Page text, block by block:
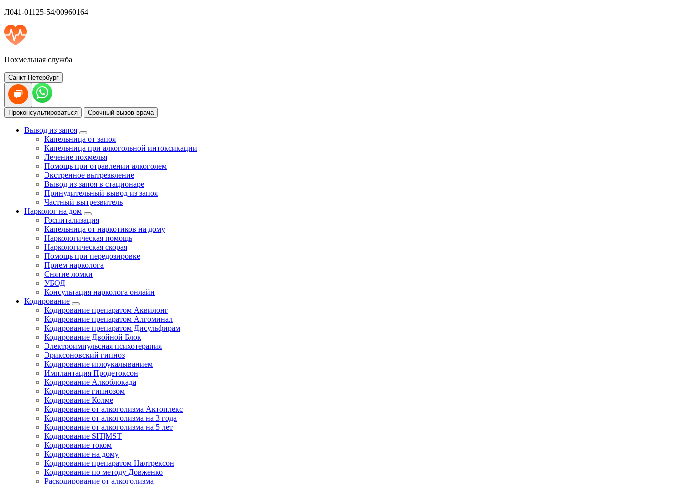
Л041-01125-54/00960164
Похмельная служба
Санкт-Петербург
Проконсультироваться Срочный вызов врача
Вывод из запоя
Капельница от запоя
Капельница при алкогольной интоксикации
Лечение похмелья
Помощь при отравлении алкоголем
Экстренное вытрезвление
Вывод из запоя в стационаре
Принудительный вывод из запоя
Частный вытрезвитель
Нарколог на дом
Госпитализация
Капельница от наркотиков на дому
Наркологическая помощь
Наркологическая скорая
Помощь при передозировке
Прием нарколога
Снятие ломки
УБОД
Консультация нарколога онлайн
Кодирование
Кодирование препаратом Аквилонг
Кодирование препаратом Алгоминал
Кодирование препаратом Дисульфирам
Кодирование Двойной Блок
Электроимпульсная психотерапия
Эриксоновский гипноз
Кодирование иглоукалыванием
Имплантация Продетоксон
Кодирование Алкоблокада
Кодирование гипнозом
Кодирование Колме
Кодирование от алкоголизма Актоплекс
Кодирование от алкоголизма на 3 года
Кодирование от алкоголизма на 5 лет
Кодирование SIT|MST
Кодирование током
Кодирование на дому
Кодирование препаратом Налтрексон
Кодирование по методу Довженко
Раскодирование от алкоголизма